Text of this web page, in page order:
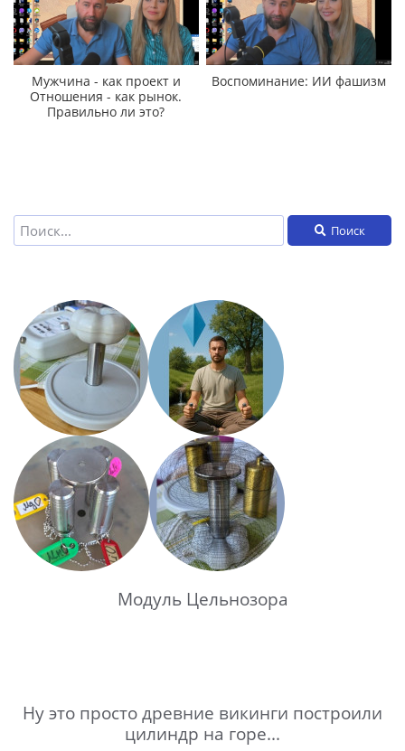
Мужчина - как проект и
Отношения - как рынок.
Правильно ли это?
Воспоминание: ИИ фашизм
Поиск
Модуль Цельнозора
Ну это просто древние викинги построили
цилиндр на горе...